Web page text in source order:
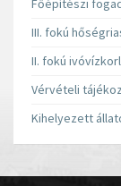
Főépítészi
III. fokú
II. fokú
Vérvételi
Kihelyezett